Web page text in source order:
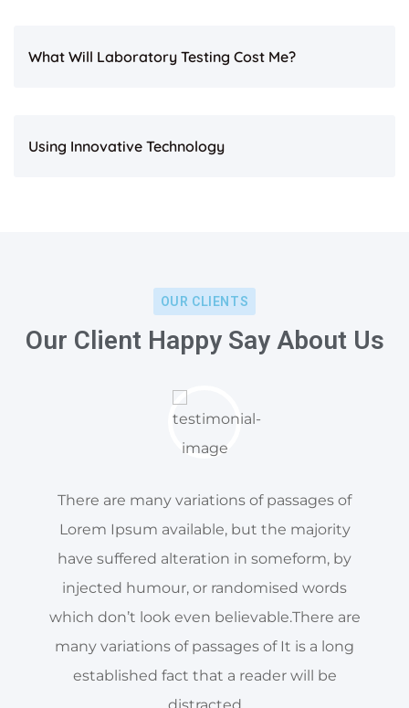
What Will Laboratory Testing Cost Me?
Using Innovative Technology
OUR CLIENTS
Our Client Happy Say About Us
There are many variations of passages of
Lorem Ipsum available, but the majority
have suffered alteration in someform, by
injected humour, or randomised words
which don’t look even believable.There are
many variations of passages of It is a long
established fact that a reader will be